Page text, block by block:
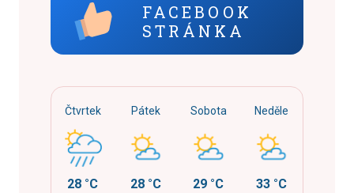
FACEBOOK
STRÁNKA
Čtvrtek
28 °C
Pátek
28 °C
Sobota
29 °C
Neděle
33 °C